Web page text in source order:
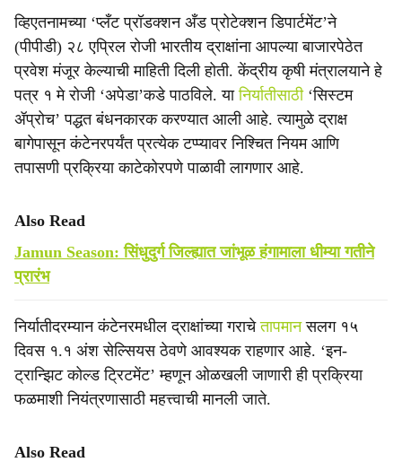
व्हिएतनामच्या ‘प्लँट प्रॉडक्शन अँड प्रोटेक्शन डिपार्टमेंट’ने
(पीपीडी) २८ एप्रिल रोजी भारतीय द्राक्षांना आपल्या बाजारपेठेत
प्रवेश मंजूर केल्याची माहिती दिली होती. केंद्रीय कृषी मंत्रालयाने हे
पत्र १ मे रोजी ‘अपेडा’कडे पाठविले. यानिर्यातीसाठी ‘सिस्टम
ॲप्रोच’ पद्धत बंधनकारक करण्यात आली आहे. त्यामुळे द्राक्ष
बागेपासून कंटेनरपर्यंत प्रत्येक टप्प्यावर निश्चित नियम आणि
तपासणी प्रक्रिया काटेकोरपणे पाळावी लागणार आहे.
Also Read
Jamun Season: सिंधुदुर्ग जिल्ह्यात जांभूळ हंगामाला धीम्या गतीने
प्रारंभ
निर्यातीदरम्यान कंटेनरमधील द्राक्षांच्या गराचेतापमानसलग १५
दिवस १.१ अंश सेल्सियस ठेवणे आवश्यक राहणार आहे. ‘इन-
ट्रान्झिट कोल्ड ट्रिटमेंट’ म्हणून ओळखली जाणारी ही प्रक्रिया
फळमाशी नियंत्रणासाठी महत्त्वाची मानली जाते.
Also Read